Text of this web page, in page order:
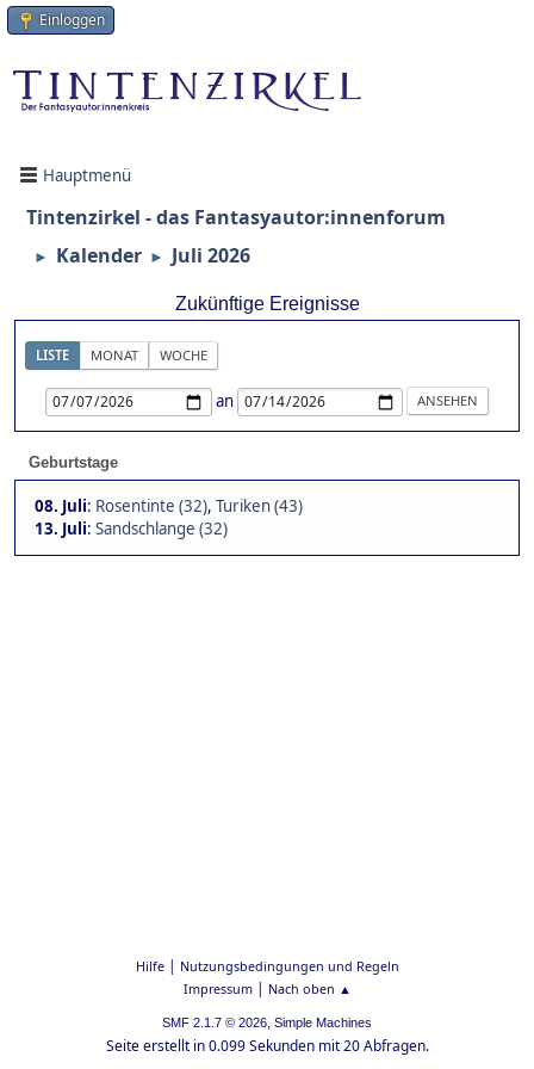
Einloggen
Hauptmenü
Tintenzirkel - das Fantasyautor:innenforum
► Kalender ► Juli 2026
Zukünftige Ereignisse
LISTE MONAT WOCHE
an
Geburtstage
08. Juli: Rosentinte (32), Turiken (43)
13. Juli: Sandschlange (32)
Hilfe| Nutzungsbedingungen und Regeln
Impressum| Nach oben ▲
SMF 2.1.7 © 2026, Simple Machines
Seite erstellt in 0.099 Sekunden mit 20 Abfragen.